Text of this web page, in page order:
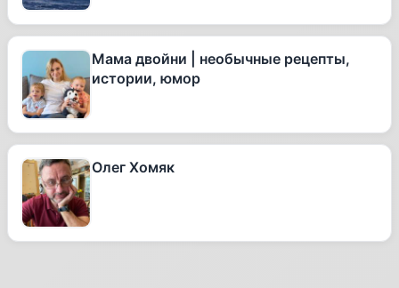
Мама двойни | необычные рецепты,
истории, юмор
Олег Хомяк